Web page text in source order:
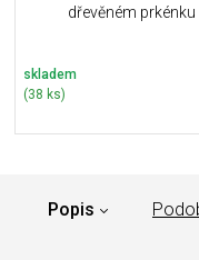
dřevěném prkénku
skladem
(38 ks)
Popis